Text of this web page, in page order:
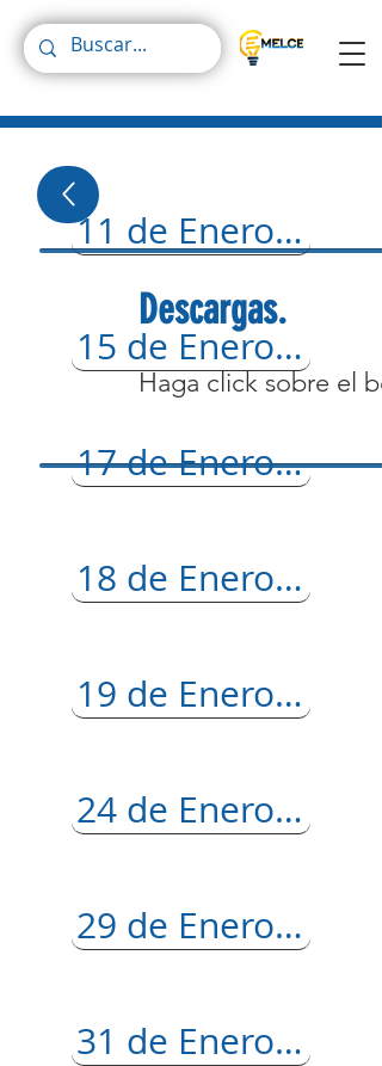
Descargas.
Haga click sobre el
11 de Enero del 2024
15 de Enero del 2024
17 de Enero del 2024
18 de Enero del 2024
19 de Enero del 2024
24 de Enero del 2024
29 de Enero del 2024
31 de Enero del 2024